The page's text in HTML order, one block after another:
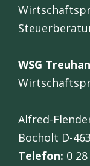
WSG
Alfred-
Bocholt D-
Telefon: 0